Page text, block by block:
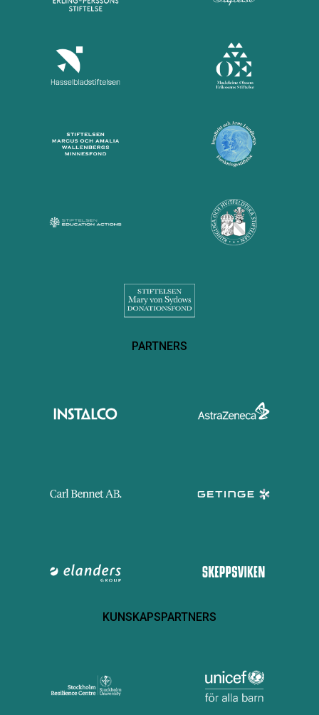
PARTNERS
KUNSKAPSPARTNERS